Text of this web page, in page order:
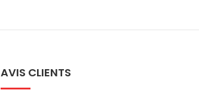
AVIS CLIENTS